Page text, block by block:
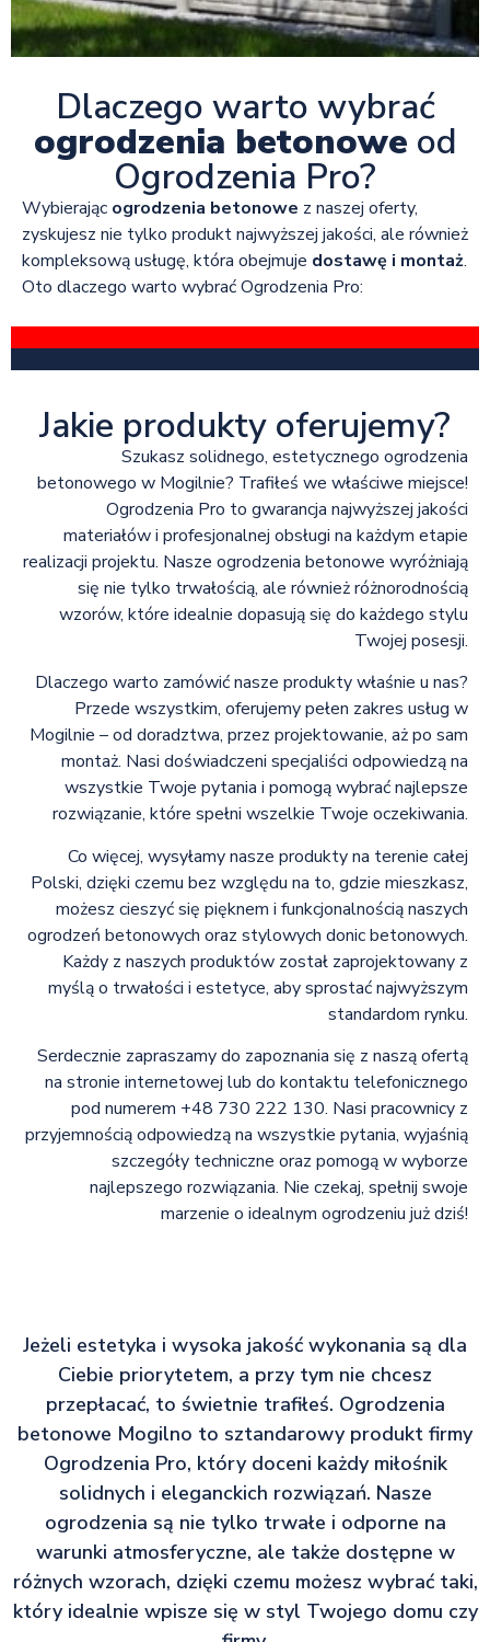
Dlaczego warto wybrać
ogrodzenia betonowe od
Ogrodzenia Pro?
Wybierając ogrodzenia betonowe z naszej oferty,
zyskujesz nie tylko produkt najwyższej jakości, ale również
kompleksową usługę, która obejmuje dostawę i montaż.
Oto dlaczego warto wybrać Ogrodzenia Pro:
Jakie produkty oferujemy?
Szukasz solidnego, estetycznego ogrodzenia
betonowego w Mogilnie? Trafiłeś we właściwe miejsce!
Ogrodzenia Pro to gwarancja najwyższej jakości
materiałów i profesjonalnej obsługi na każdym etapie
realizacji projektu. Nasze ogrodzenia betonowe wyróżniają
się nie tylko trwałością, ale również różnorodnością
wzorów, które idealnie dopasują się do każdego stylu
Twojej posesji.
Dlaczego warto zamówić nasze produkty właśnie u nas?
Przede wszystkim, oferujemy pełen zakres usług w
Mogilnie – od doradztwa, przez projektowanie, aż po sam
montaż. Nasi doświadczeni specjaliści odpowiedzą na
wszystkie Twoje pytania i pomogą wybrać najlepsze
rozwiązanie, które spełni wszelkie Twoje oczekiwania.
Co więcej, wysyłamy nasze produkty na terenie całej
Polski, dzięki czemu bez względu na to, gdzie mieszkasz,
możesz cieszyć się pięknem i funkcjonalnością naszych
ogrodzeń betonowych oraz stylowych donic betonowych.
Każdy z naszych produktów został zaprojektowany z
myślą o trwałości i estetyce, aby sprostać najwyższym
standardom rynku.
Serdecznie zapraszamy do zapoznania się z naszą ofertą
na stronie internetowej lub do kontaktu telefonicznego
pod numerem +48 730 222 130. Nasi pracownicy z
przyjemnością odpowiedzą na wszystkie pytania, wyjaśnią
szczegóły techniczne oraz pomogą w wyborze
najlepszego rozwiązania. Nie czekaj, spełnij swoje
marzenie o idealnym ogrodzeniu już dziś!
Jeżeli estetyka i wysoka jakość wykonania są dla
Ciebie priorytetem, a przy tym nie chcesz
przepłacać, to świetnie trafiłeś. Ogrodzenia
betonowe Mogilno to sztandarowy produkt firmy
Ogrodzenia Pro, który doceni każdy miłośnik
solidnych i eleganckich rozwiązań. Nasze
ogrodzenia są nie tylko trwałe i odporne na
warunki atmosferyczne, ale także dostępne w
różnych wzorach, dzięki czemu możesz wybrać taki,
który idealnie wpisze się w styl Twojego domu czy